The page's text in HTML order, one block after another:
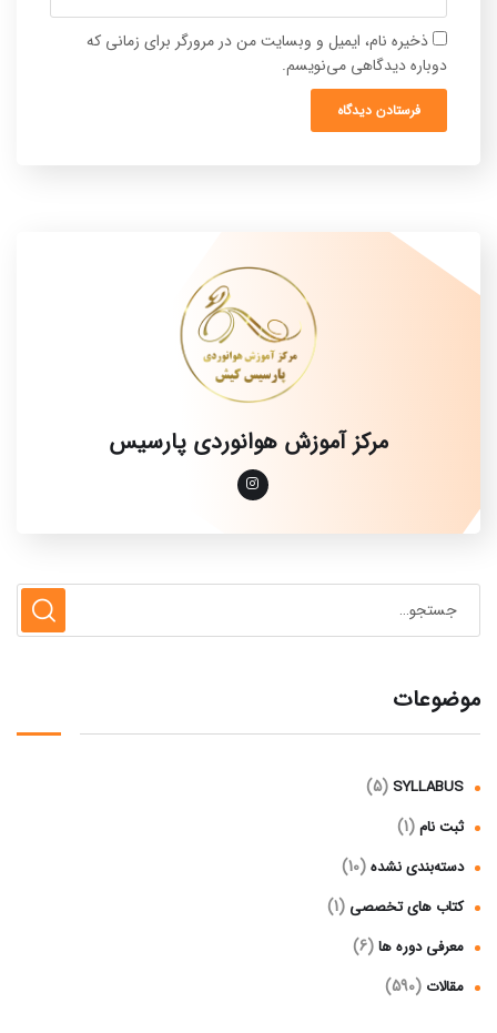
ذخیره نام، ایمیل و وبسایت من در مرورگر برای زمانی که
دوباره دیدگاهی می‌نویسم.
مرکز آموزش هوانوردی پارسیس
موضوعات
SYLLABUS
(5)
ثبت نام(1)
دسته‌بندی نشده(10)
کتاب های تخصصی (1)
معرفی دوره ها(6)
مقالات (590)